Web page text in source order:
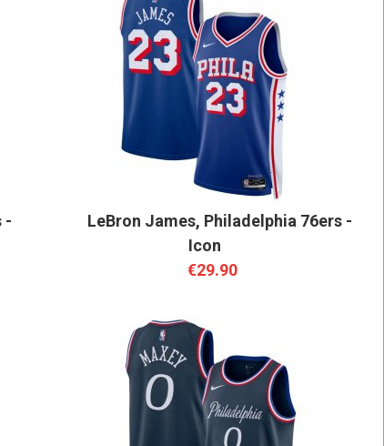
-
LeBron James, Philadelphia 76ers -
Icon
€29.90